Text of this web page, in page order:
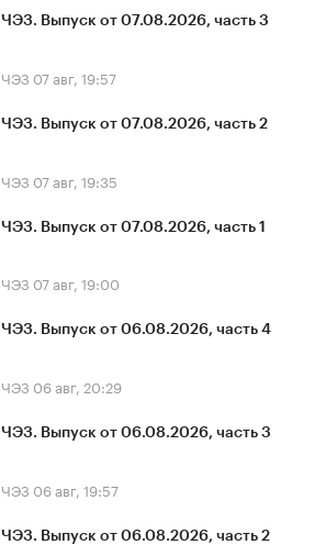
ЧЭЗ. Выпуск от 07.08.2026, часть 3
ЧЭЗ 07 авг, 19:57
ЧЭЗ. Выпуск от 07.08.2026, часть 2
ЧЭЗ 07 авг, 19:35
ЧЭЗ. Выпуск от 07.08.2026, часть 1
ЧЭЗ 07 авг, 19:00
ЧЭЗ. Выпуск от 06.08.2026, часть 4
ЧЭЗ 06 авг, 20:29
ЧЭЗ. Выпуск от 06.08.2026, часть 3
ЧЭЗ 06 авг, 19:57
ЧЭЗ. Выпуск от 06.08.2026, часть 2